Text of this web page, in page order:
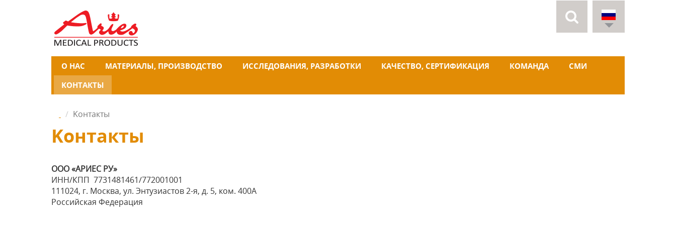
О НAC МАТЕРИАЛЫ, ПРОИЗВОДСТВО ИССЛЕДОВАНИЯ, РАЗРАБОТКИ КАЧЕСТВО, СЕРТИФИКАЦИЯ КОМАНДА
СМИ
KОНТАКТЫ
Kонтакты
Kонтакты
ООО «АРИЕС РУ»
ИНН/КПП 7731481461/772001001
111024, г. Москва, ул. Энтузиастов 2-я, д. 5, ком. 400А
Российская Федерация